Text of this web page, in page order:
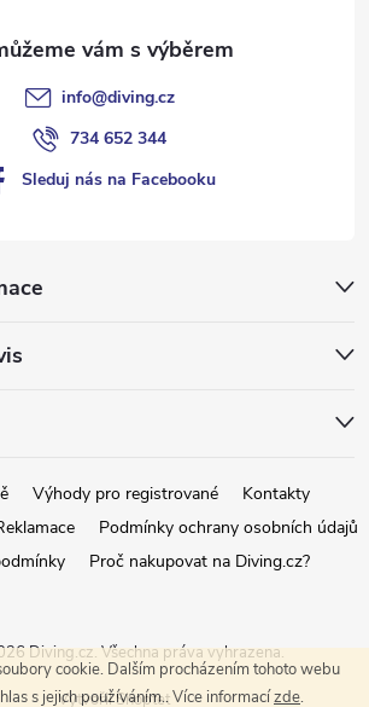
cookie. Dalším procházením tohoto webu
s jejich používáním.. Více informacízde.
info@diving.cz
734 652 344
Sleduj nás na Facebooku
Výhody pro registrované
Kontakty
Podmínky ochrany osobních údajů
Proč nakupovat na Diving.cz?
Vytvořil Shoptet
Diving.cz. Všechna práva vyhrazena.